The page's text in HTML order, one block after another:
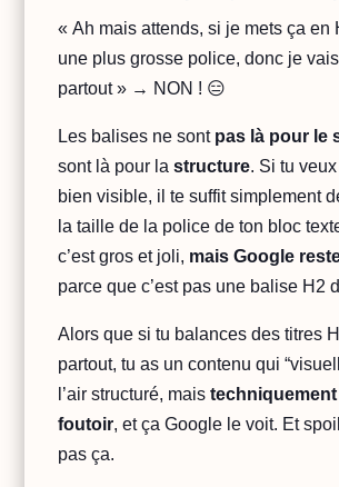
« Ah mais attends, si je mets ça en
une plus grosse police, donc je
partout » → NON ! 😑
Les balises ne sont pas là pour le
sont là pour lastructure. Si tu
bien visible, il te suffit simplement
la taille de la police de ton bloc
c’est gros et joli, mais Google
parce que c’est pas une balise H2
Alors que si tu balances des titres
partout, tu as un contenu qui
l’air structuré, maistechniquement
foutoir, et ça Google le voit. Et
pas ça.